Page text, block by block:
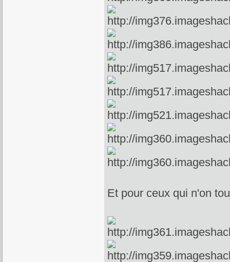
Et pour ceux qui n'on